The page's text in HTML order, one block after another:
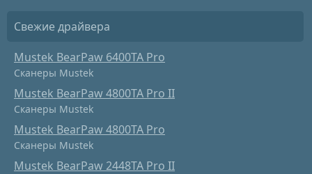
Свежие драйвера
Mustek BearPaw 6400TA Pro
Сканеры Mustek
Mustek BearPaw 4800TA Pro II
Сканеры Mustek
Mustek BearPaw 4800TA Pro
Сканеры Mustek
Mustek BearPaw 2448TA Pro II